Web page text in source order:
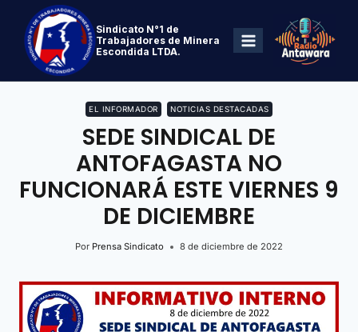
Sindicato N°1 de
Trabajadores de Minera
Escondida LTDA.
EL INFORMADOR NOTICIAS DESTACADAS
SEDE SINDICAL DE
ANTOFAGASTA NO
FUNCIONARÁ ESTE VIERNES 9
DE DICIEMBRE
Por Prensa Sindicato 8 de diciembre de 2022